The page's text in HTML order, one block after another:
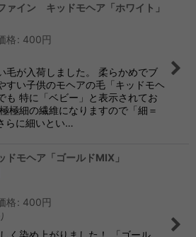
ァイン キッドモヘア「ホワイト」
格: 400円
毛が入荷しました。 柔らかめでブ
すい子供のモヘアの毛「キッドモヘ
も 特に「ベビー」と表示されてお
極細の繊維になりますので「細＝
らに細いとい…
モヘア「ゴールドMIX」
格: 400円